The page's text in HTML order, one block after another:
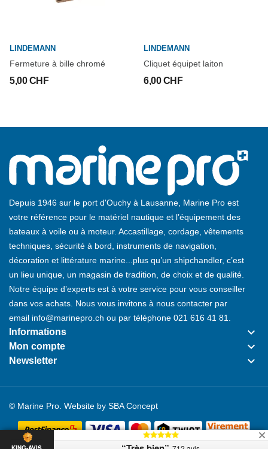
LINDEMANN
Fermeture à bille chromé
5,00 CHF
LINDEMANN
Cliquet équipet laiton
6,00 CHF
Depuis 1946 sur le port d'Ouchy à Lausanne, Marine Pro est
votre référence pour le matériel nautique et l’équipement des
bateaux à voile ou à moteur. Accastillage, cordage, vêtements
techniques, sécurité à bord, instruments de navigation,
décoration et littérature marine...plus qu’un shipchandler, c’est
un lieu unique, un magasin de tradition, de choix et de qualité.
Notre équipe d’experts est à votre service pour vous conseiller
dans vos achats. Nous vous invitons à nous contacter par
email info@marinepro.ch ou par téléphone 021 616 41 81
Informations keyboard_arrow_down
Mon compte keyboard_arrow_down
Newsletter keyboard_arrow_down
© Marine Pro. Website by SBA Concept